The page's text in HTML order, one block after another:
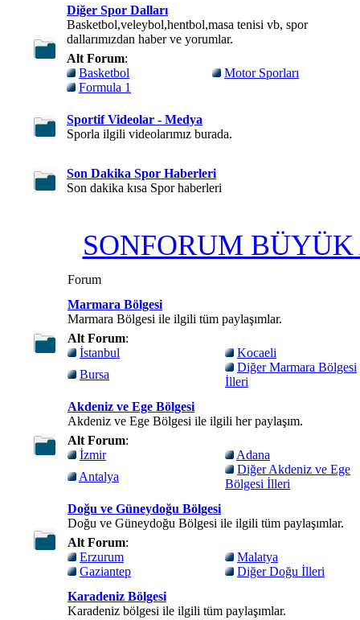
Diğer Spor Dalları
Basketbol,veleybol,hentbol,masa tenisi vb, spor
dallarımızdan haber ve yorumlar.
Alt Forum:
Basketbol
Motor Sporları
Formula 1
Sportif Videolar - Medya
Sporla ilgili videolarımız burada.
Son Dakika Spor Haberleri
Son dakika kısa Spor haberleri
SONFORUM
Forum
Marmara Bölgesi
Marmara Bölgesi ile ilgili tüm paylaşımlar.
Alt Forum:
İstanbul
Kocaeli
Bursa
Diğer Marmara Bölgesi
İlleri
Akdeniz ve Ege Bölgesi
Akdeniz ve Ege Bölgesi ile ilgili her paylaşım.
Alt Forum:
İzmir
Adana
Antalya
Diğer Akdeniz ve Ege
Bölgesi İlleri
Doğu ve Güneydoğu Bölgesi
Doğu ve Güneydoğu Bölgesi ile ilgili tüm paylaşımlar.
Alt Forum:
Erzurum
Malatya
Gaziantep
Diğer Doğu İlleri
Karadeniz Bölgesi
Karadeniz bölgesi ile ilgili tüm paylaşımlar.